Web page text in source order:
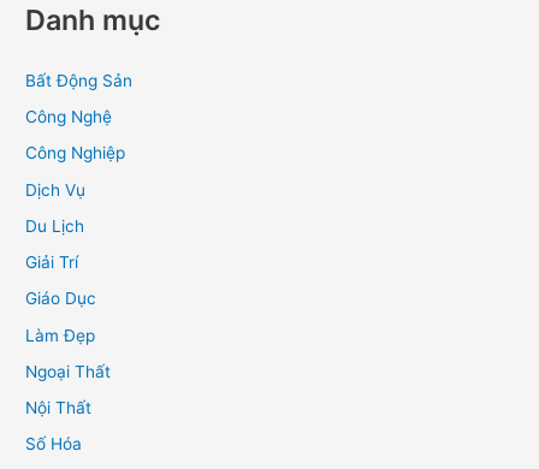
Danh mục
Bất Động Sản
Công Nghệ
Công Nghiệp
Dịch Vụ
Du Lịch
Giải Trí
Giáo Dục
Làm Đẹp
Ngoại Thất
Nội Thất
Số Hóa